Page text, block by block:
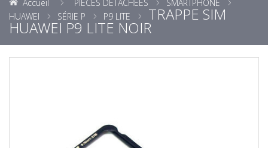
Accueil PIECES DETACHÉES
SMARTPHONE
HUAWEI
SÉRIE P P9 LITE TRAPPE SIM
HUAWEI P9 LITE NOIR